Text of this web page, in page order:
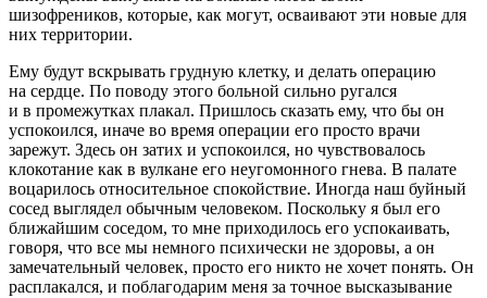
шизофреников, которые, как могут, осваивают эти новые для
них территории.
Ему будут вскрывать грудную клетку, и делать операцию
на сердце. По поводу этого больной сильно ругался
и в промежутках плакал. Пришлось сказать ему, что бы он
успокоился, иначе во время операции его просто врачи
зарежут. Здесь он затих и успокоился, но чувствовалось
клокотание как в вулкане его неугомонного гнева. В палате
воцарилось относительное спокойствие. Иногда наш буйный
сосед выглядел обычным человеком. Поскольку я был его
ближайшим соседом, то мне приходилось его успокаивать,
говоря, что все мы немного психически не здоровы, а он
замечательный человек, просто его никто не хочет понять. Он
расплакался, и поблагодарим меня за точное высказывание